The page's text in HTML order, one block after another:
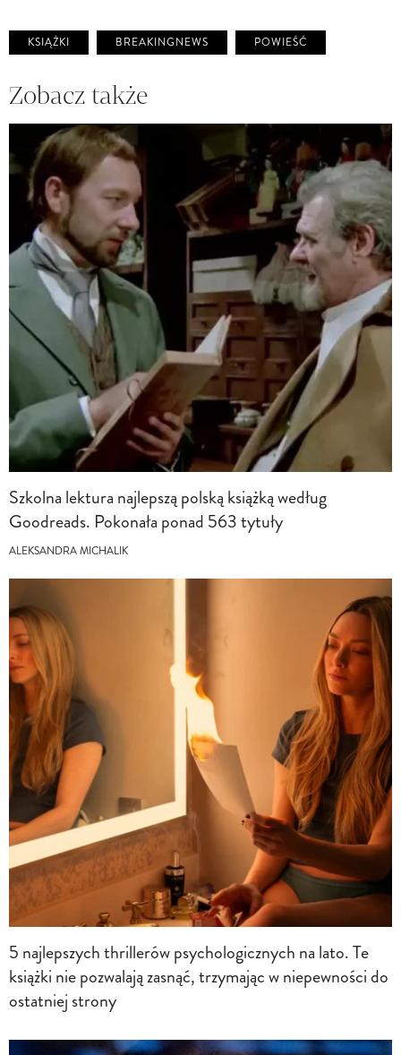
KSIĄŻKI BREAKINGNEWS POWIEŚĆ
Zobacz także
Szkolna lektura najlepszą polską książką według
Goodreads. Pokonała ponad 563 tytuły
ALEKSANDRA MICHALIK
5 najlepszych thrillerów psychologicznych na lato. Te
książki nie pozwalają zasnąć, trzymając w niepewności do
ostatniej strony